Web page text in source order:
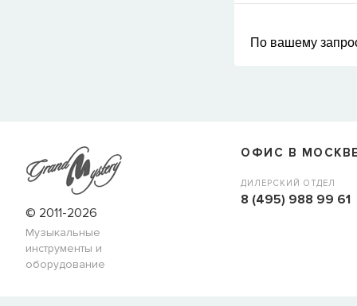
По вашему
© 2011-2026
Музыкальные
инструменты и
оборудование
ОФИС В
ДИЛЕРСКИЙ ОТДЕЛ
8 (495) 988 99 61